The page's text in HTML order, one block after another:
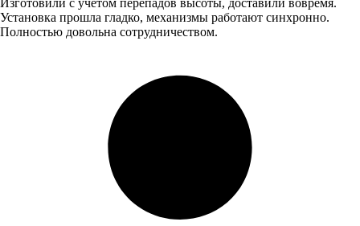
Изготовили с учётом перепадов высоты, доставили вовремя.
Установка прошла гладко, механизмы работают синхронно.
Полностью довольна сотрудничеством.